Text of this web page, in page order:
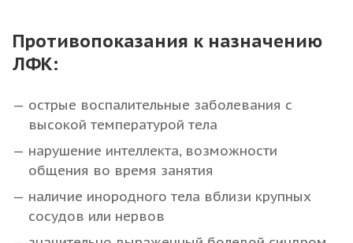
Противопоказания к назначению
ЛФК:
острые воспалительные заболевания с
высокой температурой тела
нарушение интеллекта, возможности
общения во время занятия
наличие инородного тела вблизи крупных
сосудов или нервов